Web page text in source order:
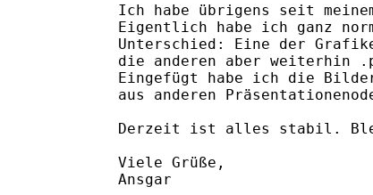
Ich habe übrigens seit
Eigentlich habe ich ganz
Unterschied: Eine der
die anderen aber weiterhin
Eingefügt habe ich die
aus anderen
Derzeit ist alles stabil.
Viele Grüße,
Ansgar